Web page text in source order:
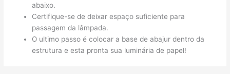
abaixo.
Certifique-se de deixar espaço suficiente para
passagem da lâmpada.
O ultimo passo é colocar a base de abajur dentro da
estrutura e esta pronta sua luminária de papel!